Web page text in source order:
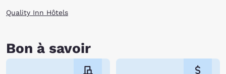
Quality Inn Hôtels
Bon à savoir